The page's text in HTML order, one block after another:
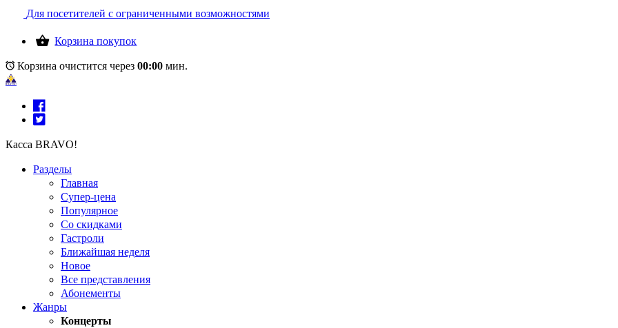
Для посетителей с ограниченными возможностями
Корзина покупок
Корзина очистится через 00:00 мин.
Касса BRAVO!
Разделы
Главная
Супер-цена
Популярное
Со скидками
Гастроли
Ближайшая неделя
Новое
Все представления
Абонементы
Жанры
Концерты